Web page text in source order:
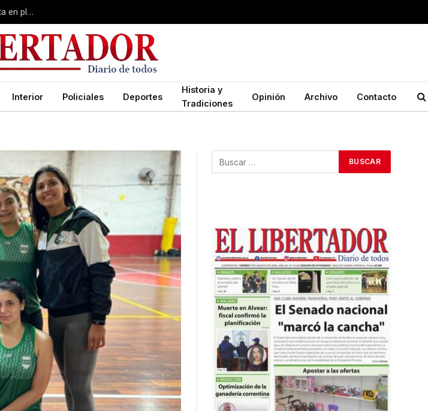
Conmoción en Corrientes: asesinaron a “fierrazos” a un motociclista en plena calle
Interior Policiales Deportes
Historia y
Tradiciones
Opinión Archivo Contacto